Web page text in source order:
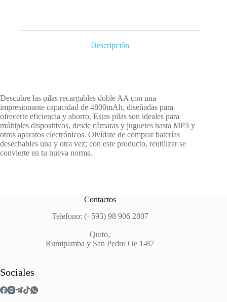
Descripción
Descubre las pilas recargables doble AA con una
impresionante capacidad de 4800mAh, diseñadas para
ofrecerte eficiencia y ahorro. Estas pilas son ideales para
múltiples dispositivos, desde cámaras y juguetes hasta MP3 y
otros aparatos electrónicos. Olvídate de comprar baterías
desechables una y otra vez; con este producto, reutilizar se
convierte en tu nueva norma.
Contactos
Telefono: (+593) 98 906 2807
Quito,
Rumipamba y San Pedro Oe 1-87
Sociales